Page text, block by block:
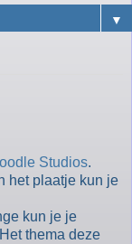
▼
Studios.
het plaatje kun je
kun je je
thema deze